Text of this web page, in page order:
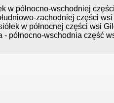
w północno-wschodniej
zachodniej części
w północnej części wsi
- północno-wschodnia część